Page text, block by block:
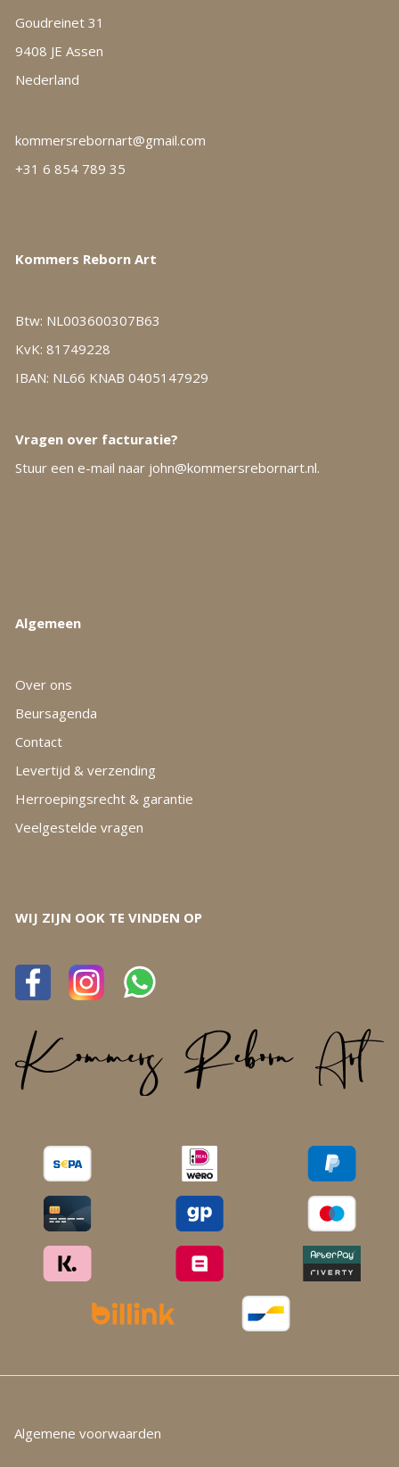
Goudreinet 31
9408 JE Assen
Nederland
kommersrebornart@gmail.com
+31 6 854 789 35
Kommers Reborn Art
Btw: NL003600307B63
KvK: 81749228
IBAN: NL66 KNAB 0405147929
Vragen over facturatie?
Stuur een e-mail naar john@kommersrebornart.nl.
Algemeen
Over ons
Beursagenda
Contact
Levertijd & verzending
Herroepingsrecht & garantie
Veelgestelde vragen
WIJ ZIJN OOK TE VINDEN OP
Algemene voorwaarden